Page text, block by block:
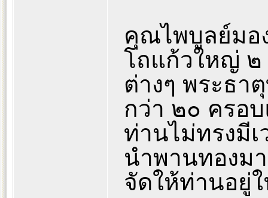
คุณไพบูลย์มอ
โถแก้วใหญ่
ต่างๆ พระธา
กว่า ๒๐ ครอ
ท่านไม่ทรงมี
นำพานทองม
จัดให้ท่านอยู่